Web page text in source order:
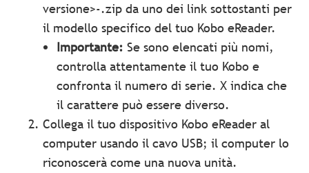
versione>-.zip da uno dei link sottostanti per
il modello specifico del tuo Kobo eReader.
Importante:Se sono elencati più nomi,
controlla attentamente il tuo Kobo e
confronta il numero di serie. X indica che
il carattere può essere diverso.
Collega il tuo dispositivo Kobo eReader al
computer usando il cavo USB; il computer lo
riconoscerà come una nuova unità.